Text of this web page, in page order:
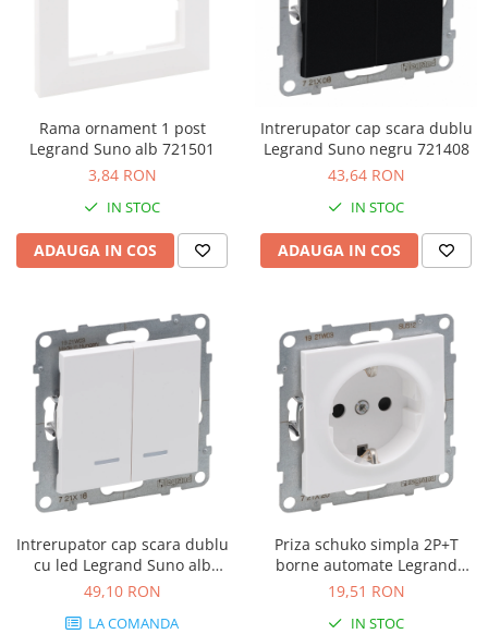
Vimar Neve
Vimar Plana
Vimar Arke
Himel Flexo
Automatizari
Separatoare de sarcina
Lampa de semnalizare
Conectica si accesorii
Bareta de alimentare-Pieptene
Borniera si bara nul
Scule meseriasi
Rama ornament 1 post
Legrand Suno alb 721501
3,84 RON
IN STOC
ADAUGA IN COS
Intrerupator cap scara dublu
Legrand Suno negru 721408
43,64 RON
IN STOC
ADAUGA IN COS
Intrerupator cap scara dublu
cu led Legrand Suno alb
721118
49,10 RON
LA COMANDA
Priza schuko simpla 2P+T
borne automate Legrand
Suno alb 721120
19,51 RON
IN STOC